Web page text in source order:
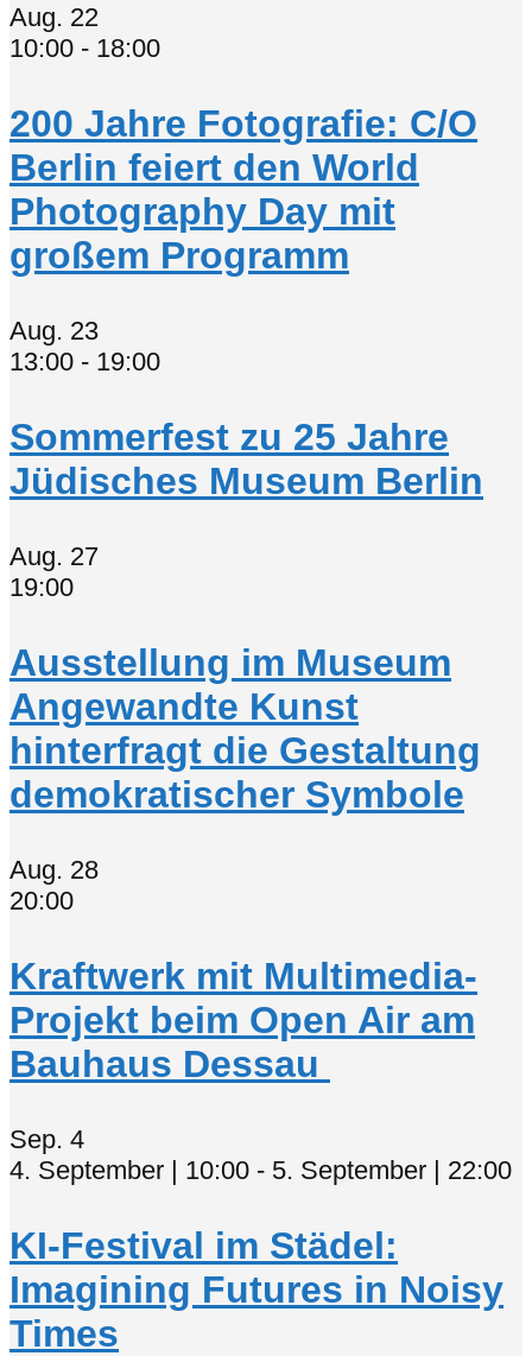
Aug. 22
10:00 - 18:00
200 Jahre Fotografie: C/O
Berlin feiert den World
Photography Day mit
großem Programm
Aug. 23
13:00 - 19:00
Sommerfest zu 25 Jahre
Jüdisches Museum Berlin
Aug. 27
19:00
Ausstellung im Museum
Angewandte Kunst
hinterfragt die Gestaltung
demokratischer Symbole
Aug. 28
20:00
Kraftwerk mit Multimedia-
Projekt beim Open Air am
Bauhaus Dessau
Sep. 4
4. September | 10:00 - 5. September | 22:00
KI-Festival im Städel:
Imagining Futures in Noisy
Times